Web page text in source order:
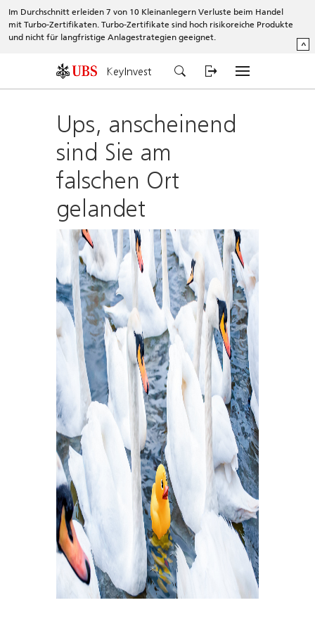
Im Durchschnitt erleiden 7 von 10 Kleinanlegern Verluste beim Handel
mit Turbo-Zertifikaten. Turbo-Zertifikate sind hoch risikoreiche Produkte
und nicht für langfristige Anlagestrategien geeignet.
^
KeyInvest
Ups, anscheinend
sind Sie am
falschen Ort
gelandet